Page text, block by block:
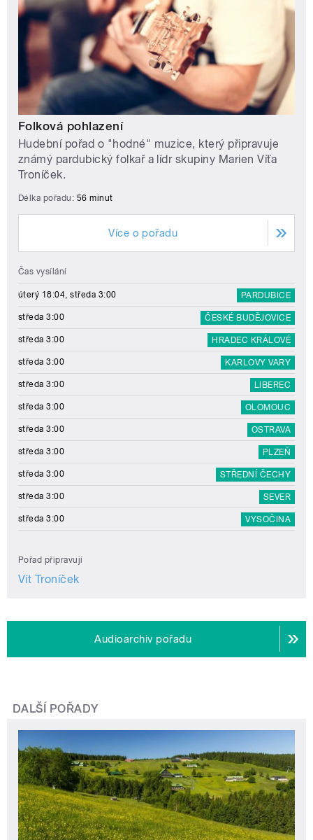
Folková pohlazení
Hudební pořad o "hodné" muzice, který připravuje
známý pardubický folkař a lídr skupiny Marien Víťa
Troníček.
Délka pořadu: 56 minut
Více o pořadu
Čas vysílání
úterý 18:04, středa 3:00 PARDUBICE
středa 3:00 ČESKÉ BUDĚJOVICE
středa 3:00 HRADEC KRÁLOVÉ
středa 3:00 KARLOVY VARY
středa 3:00 LIBEREC
středa 3:00 OLOMOUC
středa 3:00 OSTRAVA
středa 3:00 PLZEŇ
středa 3:00 STŘEDNÍ ČECHY
středa 3:00 SEVER
středa 3:00 VYSOČINA
Pořad připravují
Vít Troníček
Audioarchiv pořadu
DALŠÍ POŘADY